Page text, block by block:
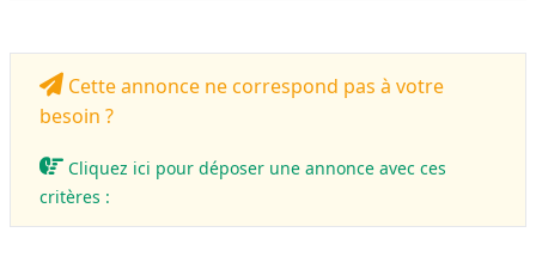
Cette annonce ne correspond pas à votre
besoin ?
Cliquez ici pour déposer une annonce avec ces
critères :